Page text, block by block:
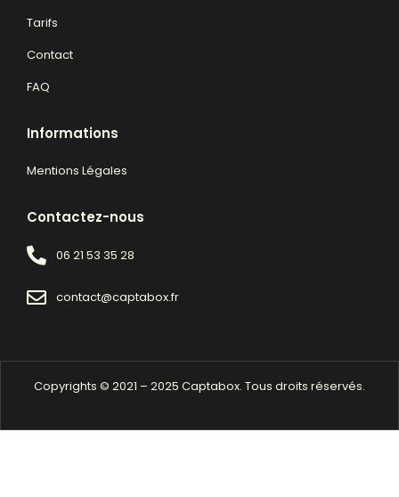
Tarifs
Contact
FAQ
Informations
Mentions Légales
Contactez-nous
06 21 53 35 28
contact@captabox.fr
Copyrights © 2021 – 2025 Captabox. Tous droits réservés.